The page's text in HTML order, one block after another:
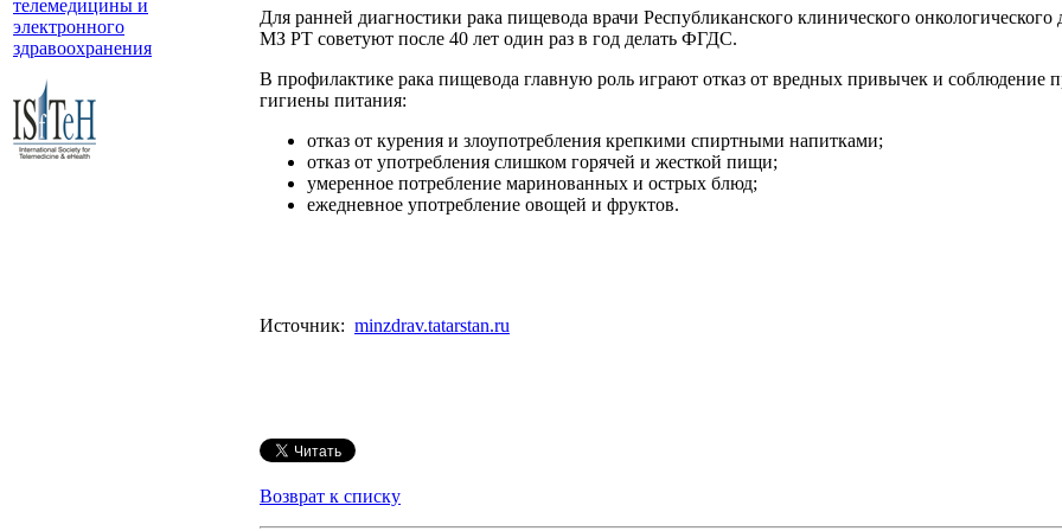
телемедицины и
электронного
здравоохранения
Для ранней диагностики рака пищевода врачи Республиканского клинического онкологического
МЗ РТ советуют после 40 лет один раз в год делать ФГДС.
В профилактике рака пищевода главную роль играют отказ от вредных привычек и соблюдение
гигиены питания:
отказ от курения и злоупотребления крепкими спиртными напитками;
отказ от употребления слишком горячей и жесткой пищи;
умеренное потребление маринованных и острых блюд;
ежедневное употребление овощей и фруктов.
Источник: minzdrav.tatarstan.ru
Возврат к списку